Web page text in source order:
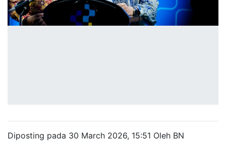
Diposting pada 30 March 2026, 15:51 Oleh BN